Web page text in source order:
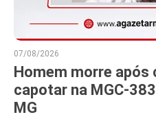
07/08/2026
Homem morre após
capotar na MGC-
MG